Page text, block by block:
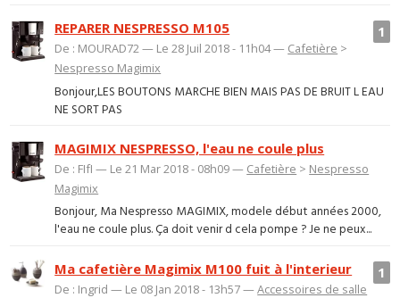
1
REPARER NESPRESSO M105
De : MOURAD72 — Le 28 Juil 2018 - 11h04 — Cafetière >
Nespresso Magimix
Bonjour,LES BOUTONS MARCHE BIEN MAIS PAS DE BRUIT L EAU
NE SORT PAS
MAGIMIX NESPRESSO, l'eau ne coule plus
De : FIfI — Le 21 Mar 2018 - 08h09 — Cafetière > Nespresso
Magimix
Bonjour, Ma Nespresso MAGIMIX, modele début années 2000,
l'eau ne coule plus. Ça doit venir d cela pompe ? Je ne peux...
1
Ma cafetière Magimix M100 fuit à l'interieur
De : Ingrid — Le 08 Jan 2018 - 13h57 —Accessoires de salle